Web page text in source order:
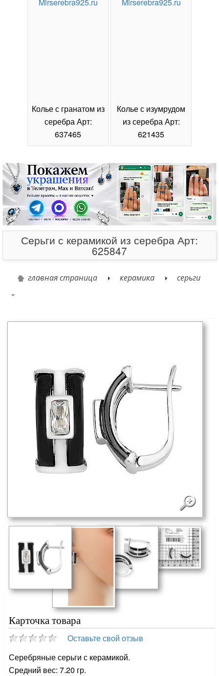
Колье с гранатом из
серебра Арт:
637465
Колье с изумрудом
из серебра Арт:
621435
Серьги с керамикой из серебра Арт:
625847
главная страница керамика серьги
Карточка товара
Оставьте свой отзыв
Серебряные серьги с керамикой.
Средний вес: 7.20 гр.